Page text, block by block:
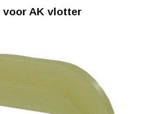
voor AK vlotter